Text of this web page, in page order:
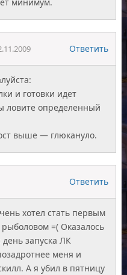
Ответить
и готовки идет
ловите определенный
выше — глюкануло.
Ответить
хотел стать первым
=( Оказалось
запуска ЛК
меня и
А я убил в пятницу